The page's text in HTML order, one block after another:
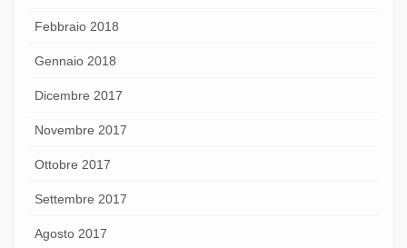
Febbraio 2018
Gennaio 2018
Dicembre 2017
Novembre 2017
Ottobre 2017
Settembre 2017
Agosto 2017